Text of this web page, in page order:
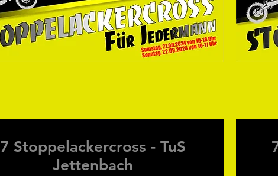
7 Stoppelackercross - TuS
Jettenbach